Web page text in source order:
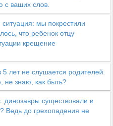
с ваших слов.
ситуация: мы покрестили
что ребенок отцу
крещение
лет не слушается родителей.
не знаю, как быть?
динозавры существовали и
Ведь до грехопадения не